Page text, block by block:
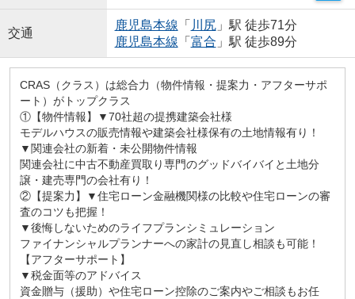
交通
鹿児島本線 「 川尻」駅 徒歩71分
鹿児島本線 「 富合 」駅 徒歩89分
CRAS（クラス）は総合力（物件情報・提案力・アフターサポ
ート）がトップクラス
①【物件情報】▼70社超の提携建築会社様
モデルハウスの販売情報や建築会社様保有の土地情報有り！
▼関連会社の新着・未公開物件情報
関連会社に中古不動産買取り専門のグッドバイバイと土地分
譲・建売専門の会社有り！
②【提案力】▼住宅ローン金融機関様の比較や住宅ローンの審
査のコツも把握！
▼後悔しないためのライフプランシミュレーション
ファイナンシャルプランナーへの家計の見直し相談も可能！
【アフターサポート】
▼税金面等のアドバイス
資金贈与（援助）や住宅ローン控除のご案内やご相談もお任